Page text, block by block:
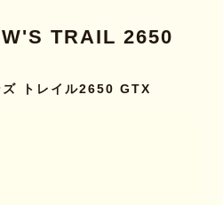
TRAIL 2650
トレイル2650 GTX